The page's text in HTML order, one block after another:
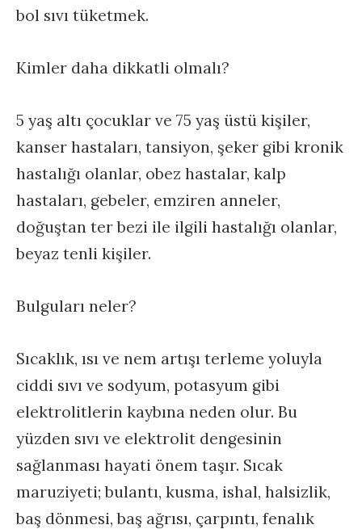
bol sıvı tüketmek.
Kimler daha dikkatli olmalı?
5 yaş altı çocuklar ve 75 yaş üstü kişiler,
kanser hastaları, tansiyon, şeker gibi kronik
hastalığı olanlar, obez hastalar, kalp
hastaları, gebeler, emziren anneler,
doğuştan ter bezi ile ilgili hastalığı olanlar,
beyaz tenli kişiler.
Bulguları neler?
Sıcaklık, ısı ve nem artışı terleme yoluyla
ciddi sıvı ve sodyum, potasyum gibi
elektrolitlerin kaybına neden olur. Bu
yüzden sıvı ve elektrolit dengesinin
sağlanması hayati önem taşır. Sıcak
maruziyeti; bulantı, kusma, ishal, halsizlik,
baş dönmesi, baş ağrısı, çarpıntı, fenalık